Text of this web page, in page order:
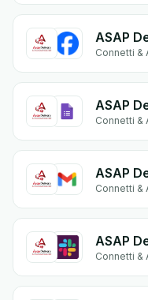
ASAP
Connetti &
Connetti &
ASAP
Connetti &
ASAP
Connetti &